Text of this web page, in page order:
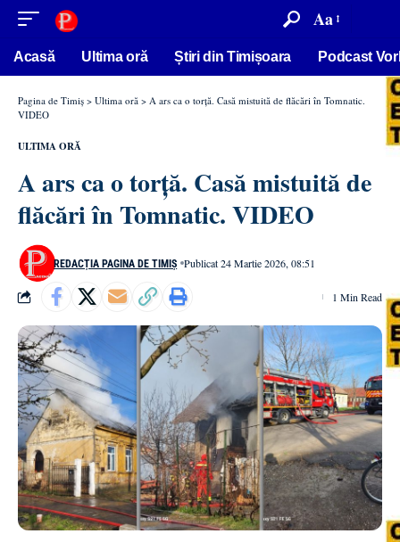
conținut Aa
Acasă Ultima oră Știri din Timișoara Podcast
Pagina de Timiș > Ultima oră > A ars ca o torță. Casă mistuită de flăcări în Tomnatic.
VIDEO
ULTIMA ORĂ
A ars ca o torță. Casă mistuită de
flăcări în Tomnatic. VIDEO
REDACȚIA PAGINA DE TIMIȘ Publicat 24 Martie 2026, 08:51
1 Min Read